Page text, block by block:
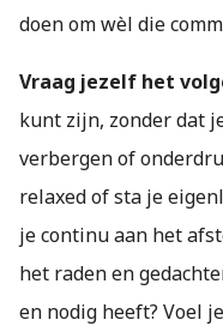
doen om wèl die
Vraag jezelf het
kunt zijn, zonder dat
verbergen of
relaxed of sta je
je continu aan het
het raden en
en nodig heeft? Voel